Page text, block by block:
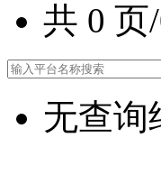
共 0 页
无查询